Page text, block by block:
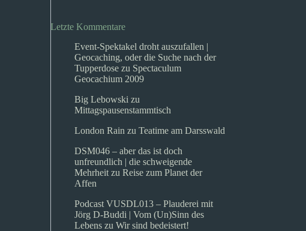
Letzte Kommentare
Event-Spektakel droht auszufallen |
Geocaching, oder die Suche nach der
Tupperdose zu Spectaculum
Geocachium 2009
Big Lebowski zu
Mittagspausenstammtisch
London Rain zuTeatime am Darsswald
DSM046 – aber das ist doch
unfreundlich | die schweigende
Mehrheit zuReise zum Planet der
Affen
Podcast VUSDL013 – Plauderei mit
Jörg D-Buddi | Vom (Un)Sinn des
Lebens zuWir sind bedeistert!